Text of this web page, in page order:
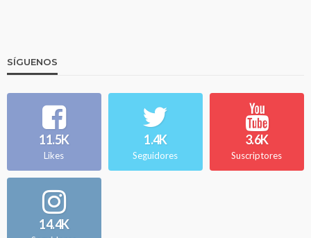
SÍGUENOS
11.5K
Likes
1.4K
Seguidores
3.6K
Suscriptores
14.4K